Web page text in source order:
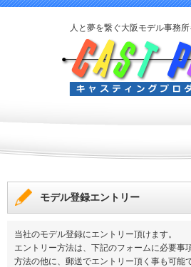
人と夢を繋ぐ大阪モデル事務
モデル登録エントリー
当社のモデル登録にエントリー頂けます。
エントリー方法は、下記のフォームに必要事
方法の他に、郵送でエントリー頂く事も可能で